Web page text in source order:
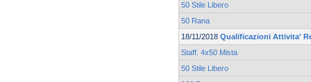
50 Stile Libero
50 Rana
18/11/2018 Qualificazioni Attivita'
Staff. 4x50 Mista
50 Stile Libero